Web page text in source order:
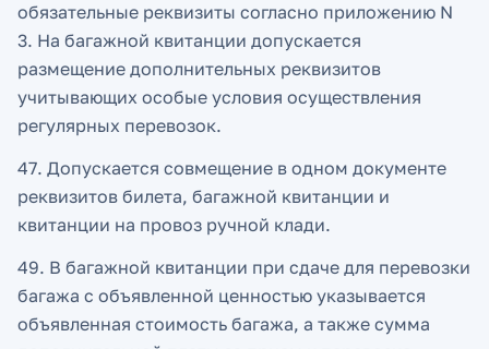
обязательные реквизиты согласно приложению N
3. На багажной квитанции допускается
размещение дополнительных реквизитов
учитывающих особые условия осуществления
регулярных перевозок.
47. Допускается совмещение в одном документе
реквизитов билета, багажной квитанции и
квитанции на провоз ручной клади.
49. В багажной квитанции при сдаче для перевозки
багажа с объявленной ценностью указывается
объявленная стоимость багажа, а также сумма